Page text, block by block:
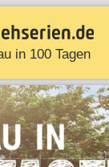
in 100 Tagen
Streaming